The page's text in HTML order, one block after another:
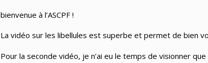
bienvenue à l’ASCPF !
La vidéo sur les libellules est superbe et permet de bien
Pour la seconde vidéo, je n’ai eu le temps de visionner